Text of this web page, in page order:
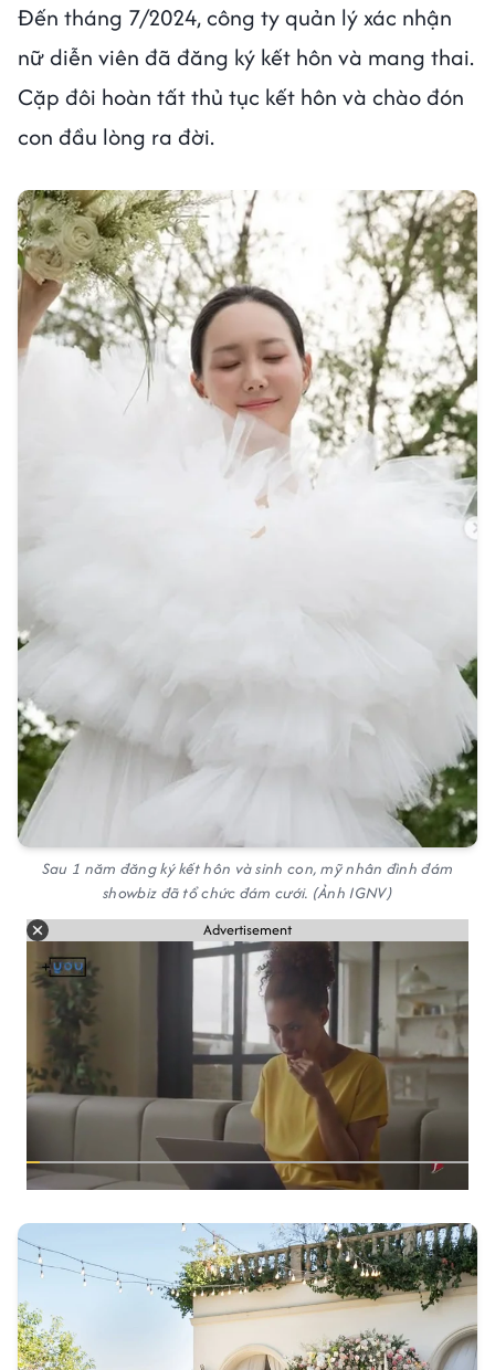
Đến tháng 7/2024, công ty quản lý xác nhận
nữ diễn viên đã đăng ký kết hôn và mang thai.
Cặp đôi hoàn tất thủ tục kết hôn và chào đón
con đầu lòng ra đời.
Sau 1 năm đăng ký kết hôn và sinh con, mỹ nhân đình đám
showbiz đã tổ chức đám cưới. (Ảnh IGNV)
Advertisement